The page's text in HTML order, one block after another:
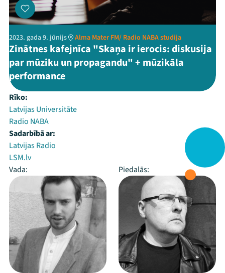
2023. gada 9. jūnijs Alma Mater FM/ Radio NABA studija
Zinātnes kafejnīca "Skaņa ir ierocis: diskusija
par mūziku un propagandu" + mūzikāla
performance
Rīko:
Latvijas Universitāte
Radio NABA
Sadarbībā ar:
Latvijas Radio
LSM.lv
Vada:
Piedalās: